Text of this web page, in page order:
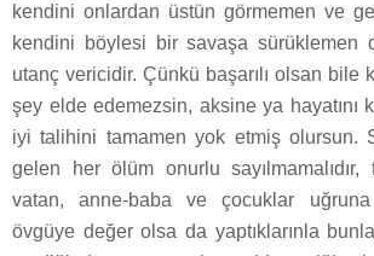
kendini onlardan üstün görmemen ve
kendini böylesi bir savaşa sürüklemen
utanç vericidir. Çünkü başarılı olsan bile
şey elde edemezsin, aksine ya hayatını
iyi talihini tamamen yok etmiş olursun.
gelen her ölüm onurlu
vatan, anne-baba ve çocuklar uğruna
övgüye değer olsa da yaptıklarınla